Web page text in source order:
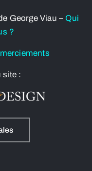
George Viau – Qui
?
site :